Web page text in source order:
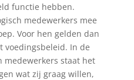
functie hebben.
medewerkers mee
Voor hen gelden dan
voedingsbeleid. In de
medewerkers staat het
wat zij graag willen,